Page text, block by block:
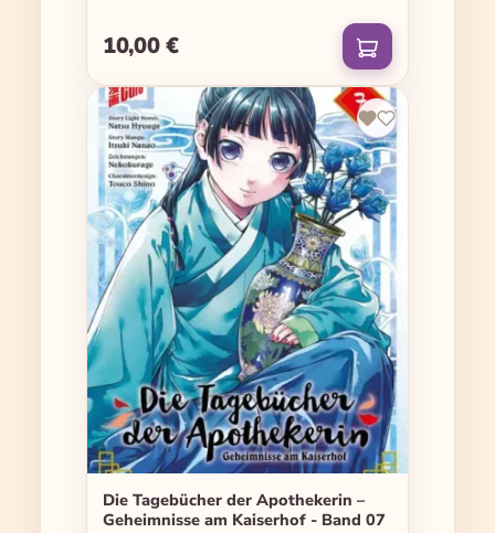
Regulärer Preis:
10,00 €
Die Tagebücher der Apothekerin –
Geheimnisse am Kaiserhof - Band 07